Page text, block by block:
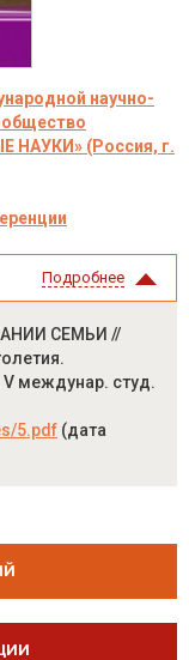
научно-
НАУКИ» (Россия, г.
Подробнее
СЕМЬИ //
междунар. студ.
5.pdf (дата